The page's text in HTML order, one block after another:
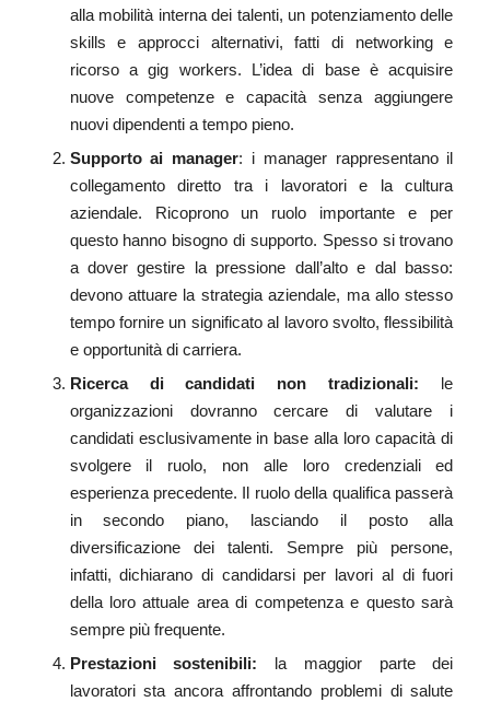
alla mobilità interna dei talenti, un potenziamento delle
skills e approcci alternativi, fatti di networking e
ricorso a gig workers. L’idea di base è acquisire
nuove competenze e capacità senza aggiungere
nuovi dipendenti a tempo pieno.
Supporto ai manager: i manager rappresentano il
collegamento diretto tra i lavoratori e la cultura
aziendale. Ricoprono un ruolo importante e per
questo hanno bisogno di supporto. Spesso si trovano
a dover gestire la pressione dall’alto e dal basso:
devono attuare la strategia aziendale, ma allo stesso
tempo fornire un significato al lavoro svolto, flessibilità
e opportunità di carriera.
Ricerca di candidati non tradizionali: le
organizzazioni dovranno cercare di valutare i
candidati esclusivamente in base alla loro capacità di
svolgere il ruolo, non alle loro credenziali ed
esperienza precedente. Il ruolo della qualifica passerà
in secondo piano, lasciando il posto alla
diversificazione dei talenti. Sempre più persone,
infatti, dichiarano di candidarsi per lavori al di fuori
della loro attuale area di competenza e questo sarà
sempre più frequente.
Prestazioni sostenibili: la maggior parte dei
lavoratori sta ancora affrontando problemi di salute